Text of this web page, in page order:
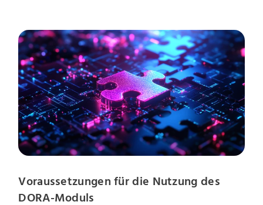
Voraussetzungen für die Nutzung des
DORA-Moduls